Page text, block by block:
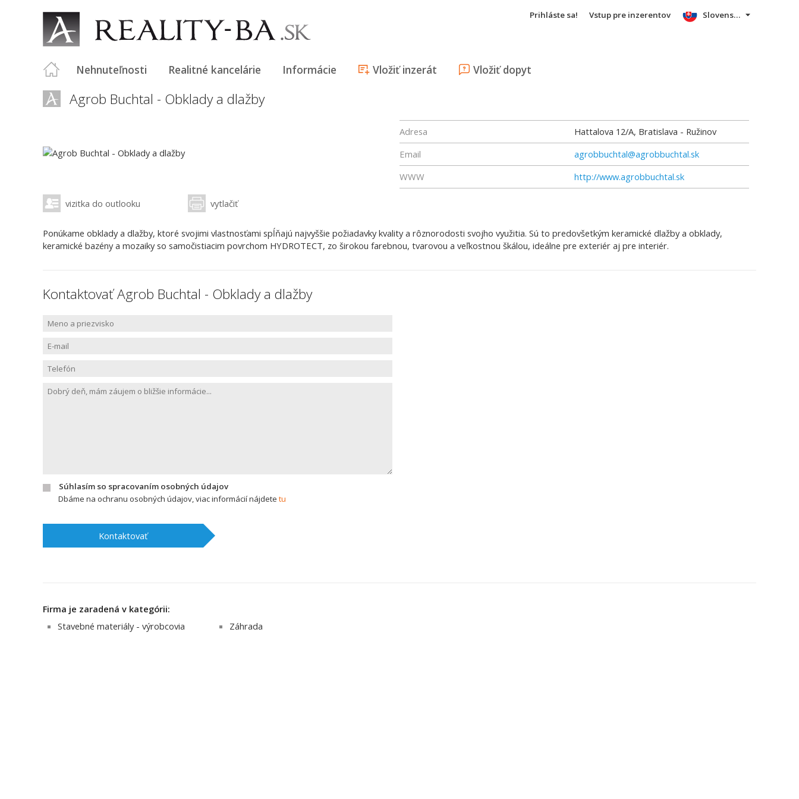
Prihláste sa! Vstup pre inzerentov
Nehnuteľnosti Realitné kancelárie Informácie Vložiť inzerát Vložiť dopyt
Slovensky
Agrob Buchtal - Obklady a dlažby
vizitka do outlooku vytlačiť
Adresa
Hattalova 12/A, Bratislava - Ružinov
Email
agrobbuchtal@agrobbuchtal.sk
WWW
http://www.agrobbuchtal.sk
Ponúkame obklady a dlažby, ktoré svojimi vlastnosťami spĺňajú najvyššie požiadavky kvality a rôznorodosti svojho využitia. Sú to predovšetkým keramické dlažby a obklady,
keramické bazény a mozaiky so samočistiacim povrchom HYDROTECT, zo širokou farebnou, tvarovou a veľkostnou škálou, ideálne pre exteriér aj pre interiér.
Kontaktovať Agrob Buchtal - Obklady a dlažby
Súhlasím so spracovaním osobných údajov
Dbáme na ochranu osobných údajov, viac informácií nájdete tu
Kontaktovať
Firma je zaradená v kategórii:
Stavebné materiály - výrobcovia
Záhrada